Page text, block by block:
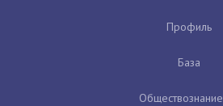
Профиль
База
Обществознание